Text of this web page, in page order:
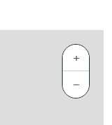
+
−